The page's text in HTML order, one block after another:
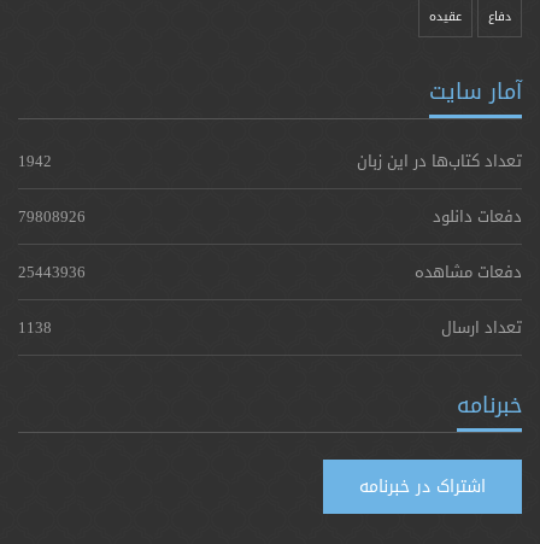
دفاع عقیده
آمار سایت
تعداد کتاب‌ها در این زبان
1942
دفعات دانلود
79808926
دفعات مشاهده
25443936
تعداد ارسال
1138
خبرنامه
اشتراک در خبرنامه